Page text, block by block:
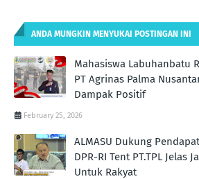
ANDA MUNGKIN MENYUKAI POSTINGAN INI
Mahasiswa Labuhanbatu
PT Agrinas Palma
Dampak Positif
February 25, 2026
ALMASU Dukung
DPR-RI Tent PT.TPL Jelas
Untuk Rakyat